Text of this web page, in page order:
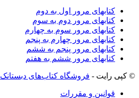
کتابهای مرور اول به دوم
کتابهای مرور دوم به سوم
کتابهای مرور سوم به چهارم
کتابهای مرور چهارم به پنجم
کتابهای مرور پنجم به ششم
کتابهای مرور ششم به هفتم
© کپی رایت - فروشگاه کتاب‌های دبستانک
قوانین و مقررات